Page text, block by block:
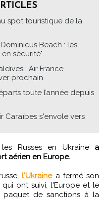
spot touristique de la
Beach : les
sécurité"
: Air France
prochain
toute l’année depuis
Caraïbes s'envole vers
Russes en Ukrainea
aérien en Europe.
l'Ukrainea fermé son
qui ont suivi, l'Europe et le
paquet de sanctions à la